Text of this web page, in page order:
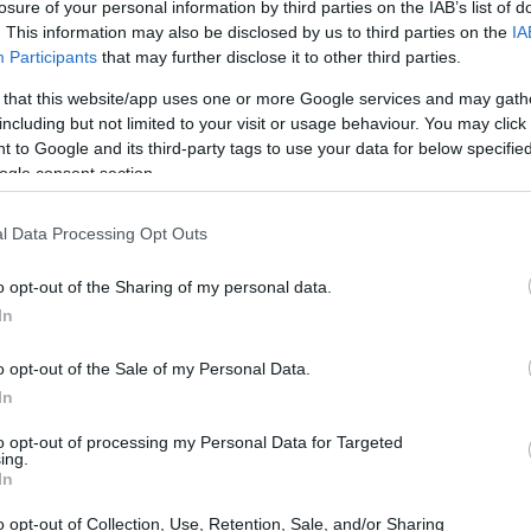
of your personal information by third parties on the IAB’s list of
This information may also be disclosed by us to third parties on the
Participants that may further disclose it to other third parties.
that this website/app uses one or more Google services and may
but not limited to your visit or usage behaviour. You may
to Google and its third-party tags to use your data for below
consent section.
Data Processing Opt Outs
opt-out of the Sharing of my personal data.
opt-out of the Sale of my Personal Data.
opt-out of processing my Personal Data for Targeted
opt-out of Collection, Use, Retention, Sale, and/or Sharing
oportunidades de rentabilidad para propietarios de
precio de la electricidad y el impulso de las
sus cubiertas: ¿es más rentable apostar por el
especializadas, o invertir directamente en tu
son válidas, pero presentan diferencias financieras
para que puedas valorar cuál se adapta mejor a
ingresos pasivos y sin riesgos
el uso de tu cubierta a una empresa que instala,
unarenta fijadurante todo el periodo del